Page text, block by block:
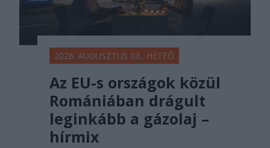
2026. AUGUSZTUS 03., HÉTFŐ
Az EU-s országok közül
Romániában drágult
leginkább a gázolaj –
hírmix